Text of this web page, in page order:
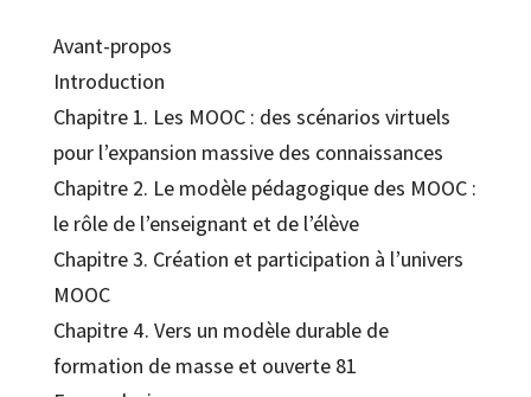
Avant-propos
Introduction
Chapitre 1. Les MOOC : des scénarios virtuels
pour l’expansion massive des connaissances
Chapitre 2. Le modèle pédagogique des MOOC :
le rôle de l’enseignant et de l’élève
Chapitre 3. Création et participation à l’univers
MOOC
Chapitre 4. Vers un modèle durable de
formation de masse et ouverte 81